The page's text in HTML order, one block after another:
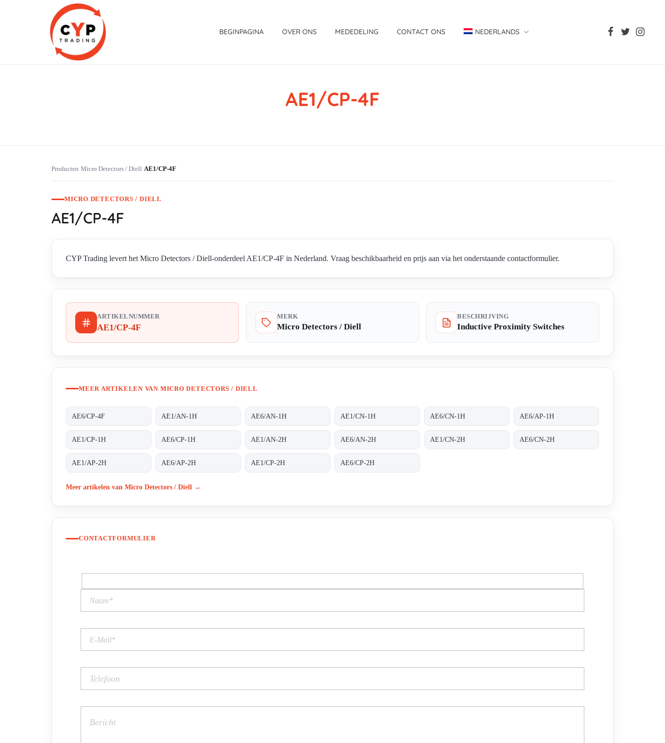
BEGINPAGINA OVER ONS MEDEDELING CONTACT ONS NEDERLANDS
AE1/CP-4F
Producten›Micro Detectors / Diell›AE1/CP-4F
MICRO DETECTORS / DIELL
AE1/CP-4F
CYP Trading levert het Micro Detectors / Diell-onderdeel AE1/CP-4F in Nederland. Vraag beschikbaarheid en prijs aan via het onderstaande contactformulier.
ARTIKELNUMMER
AE1/CP-4F
MERK
Micro Detectors / Diell
BESCHRIJVING
Inductive Proximity Switches
MEER ARTIKELEN VAN MICRO DETECTORS / DIELL
AE6/CP-4F AE1/AN-1H AE6/AN-1H AE1/CN-1H AE6/CN-1H AE6/AP-1H
AE1/CP-1H AE6/CP-1H AE1/AN-2H AE6/AN-2H AE1/CN-2H AE6/CN-2H
AE1/AP-2H AE6/AP-2H AE1/CP-2H AE6/CP-2H
Meer artikelen van Micro Detectors / Diell →
CONTACTFORMULIER